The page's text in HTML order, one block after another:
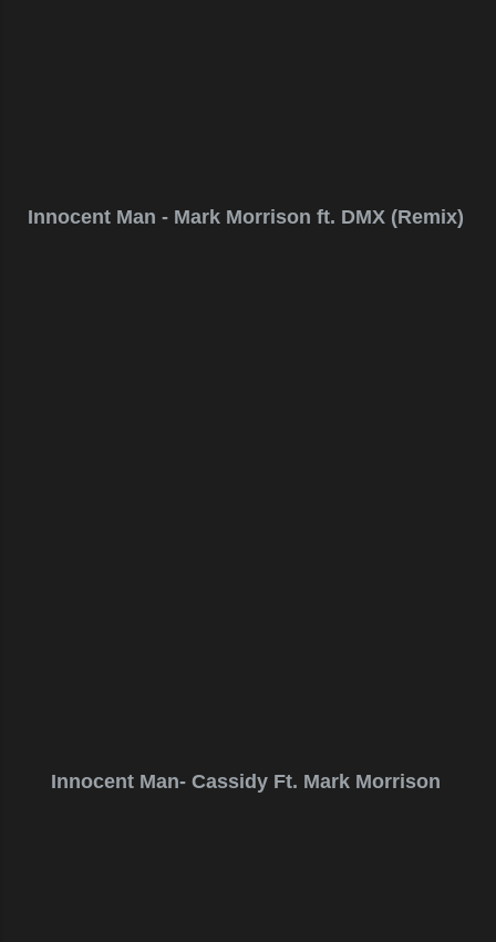
Innocent Man - Mark Morrison ft. DMX (Remix)
Innocent Man- Cassidy Ft. Mark Morrison